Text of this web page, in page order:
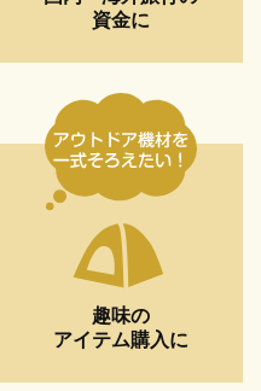
資金に
趣味の
アイテム購入に